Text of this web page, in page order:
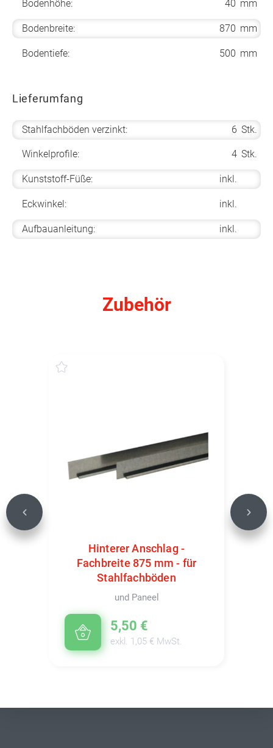
Bodenhöhe: 40 mm
Bodenbreite: 870 mm
Bodentiefe: 500 mm
Lieferumfang
Stahlfachböden verzinkt: 6 Stk.
Winkelprofile: 4 Stk.
Kunststoff-Füße: inkl.
Eckwinkel: inkl.
Aufbauanleitung: inkl.
Zubehör
Hinterer Anschlag -
Fachbreite 875 mm - für
Stahlfachböden
und Paneel
5,50 €
exkl. 1,05 € MwSt.
Previous Next